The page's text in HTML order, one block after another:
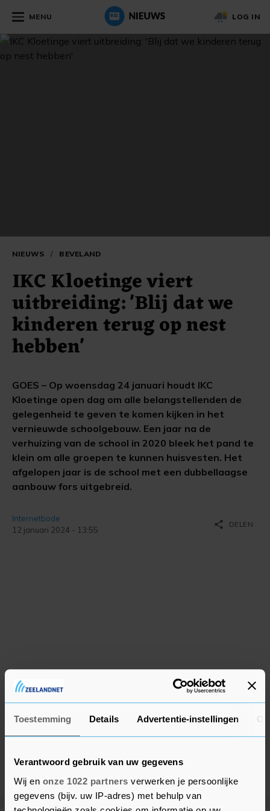
Toestemming Details Advertentie-instellingen
Verantwoord gebruik van uw gegevens
Wij en onze 1022 partners verwerken je persoonlijke
gegevens (bijv. uw IP-adres) met behulp van
MENU LOG IN
NIEUWS / BEVELAND
IKC Kloetinge viert
uitbreiding: 'Blij dat we
kinderen terug op nest
hebben'
GOES – Op woensdag 24 januari houdt IKC
Kloetinge open dag om alle belangstellenden de
gelegenheid te geven te komen kijken in het
vernieuwde schoolgebouw. Een jaar na de
verhuizing van de school in 2020 bleek het pand te
klein om alle groepen te kunnen huisvesten. Het
afgelopen jaar is de school met een dubbellaagse
aanbouw fors uitgebreid.
Internetbode
12 januari 2024 - 13:55
share DELEN